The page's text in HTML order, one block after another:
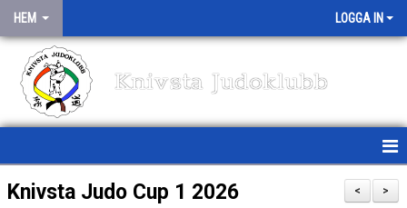
HEM LOGGA IN
Knivsta Judoklubb
HEM
>
<
Knivsta Judo Cup 1 2026